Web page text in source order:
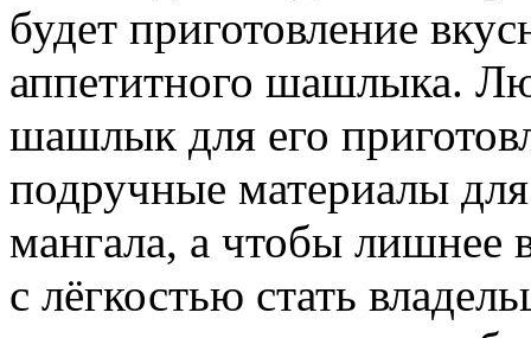
будет приготовление
аппетитного шашлыка.
шашлык для его
подручные материалы
мангала, а чтобы лишнее
с лёгкостью стать